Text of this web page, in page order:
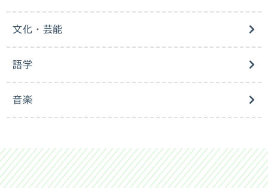
文化・芸能
語学
音楽